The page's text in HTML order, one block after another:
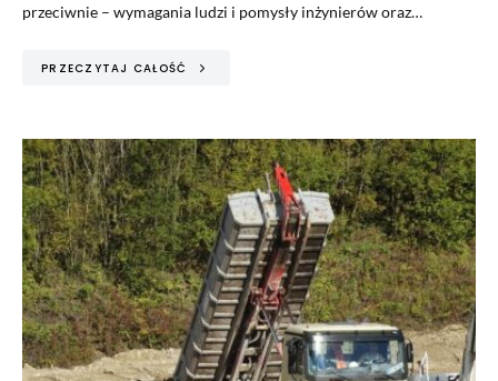
przeciwnie – wymagania ludzi i pomysły inżynierów oraz…
PRZECZYTAJ CAŁOŚĆ